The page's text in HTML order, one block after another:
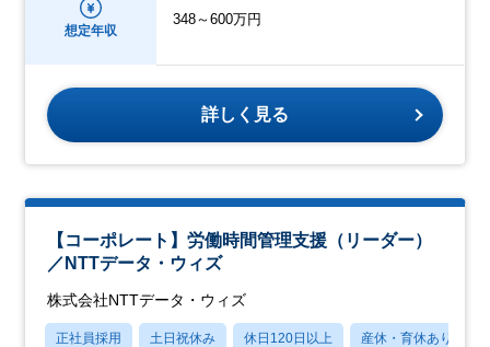
想定年収
348～600万円
詳しく見る
【コーポレート】労働時間管理支援（リーダー）
／NTTデータ・ウィズ
株式会社NTTデータ・ウィズ
正社員採用 土日祝休み 休日120日以上 産休・育休あり